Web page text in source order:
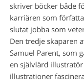
skriver böcker både
karriären som
slutat jobba som
Den tredje skaparen
Samuel Parent, som
en självlärd
illustrationer